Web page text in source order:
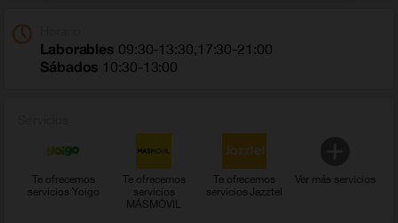
Laborables 09:30-13:30,17:30-21:00
Sábados 10:30-13:00
Te ofrecemos
servicios Yoigo
Te ofrecemos
servicios
MÁSMÓVIL
Te ofrecemos
servicios Jazztel
Ver más servicios